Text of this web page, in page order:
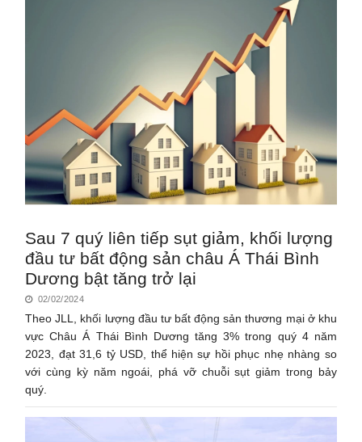
Sau 7 quý liên tiếp sụt giảm, khối lượng
đầu tư bất động sản châu Á Thái Bình
Dương bật tăng trở lại
02/02/2024
Theo JLL, khối lượng đầu tư bất động sản thương mại ở khu
vực Châu Á Thái Bình Dương tăng 3% trong quý 4 năm
2023, đạt 31,6 tỷ USD, thể hiện sự hồi phục nhẹ nhàng so
với cùng kỳ năm ngoái, phá vỡ chuỗi sụt giảm trong bảy
quý.